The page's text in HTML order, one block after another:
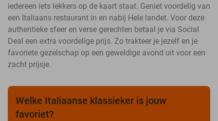
iedereen iets lekkers op de kaart staat. Geniet voordelig van
een Italiaans restaurant in en nabij Hele landet. Voor deze
authentieke sfeer en verse gerechten betaal je via Social
Deal een extra voordelige prijs. Zo trakteer je jezelf en je
favoriete gezelschap op een geweldige avond uit voor een
zacht prijsje.
Welke Italiaanse klassieker is jouw
favoriet?